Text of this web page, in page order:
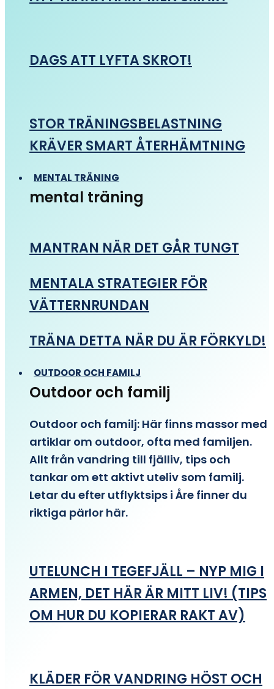
DAGS ATT LYFTA SKROT!
STOR TRÄNINGSBELASTNING
KRÄVER SMART ÅTERHÄMTNING
MENTAL TRÄNING
mental träning
MANTRAN NÄR DET GÅR TUNGT
MENTALA STRATEGIER FÖR
VÄTTERNRUNDAN
TRÄNA DETTA NÄR DU ÄR FÖRKYLD!
OUTDOOR OCH FAMILJ
Outdoor och familj
Outdoor och familj: Här finns massor med
artiklar om outdoor, ofta med familjen.
Allt från vandring till fjälliv, tips och
tankar om ett aktivt uteliv som familj.
Letar du efter utflyktsips i Åre finner du
riktiga pärlor här.
UTELUNCH I TEGEFJÄLL – NYP MIG I
ARMEN, DET HÄR ÄR MITT LIV! (TIPS
OM HUR DU KOPIERAR RAKT AV)
KLÄDER FÖR VANDRING HÖST OCH